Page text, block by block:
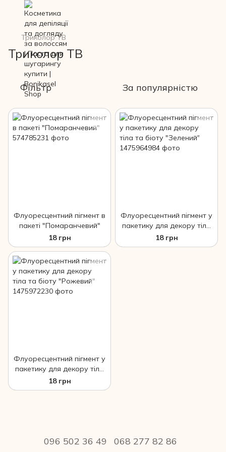
Триколор ТВ
Триколор ТВ
Фільтр За популярністю
Флуоресцентний пігмент в
пакеті "Помаранчевий"
18 грн
Флуоресцентний пігмент у
пакетику для декору тіла
та біоту "Зелений"
18 грн
Флуоресцентний пігмент у
пакетику для декору тіла
та біоту "Рожевий"
18 грн
096 502 36 49 068 277 82 86